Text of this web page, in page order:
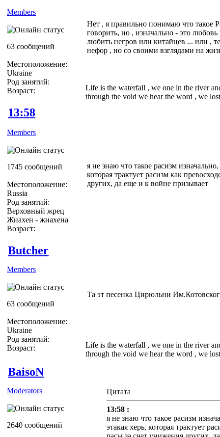
Members
63 сообщений
Местоположение:
Ukraine
Род занятий:
Возраст:
Нет , я правильно понимаю что такое
говорить, но , изначально - это
любить негров или китайцев ... или ,
нефор , но со своими взглядами на
Life is the waterfall , we one in the river
through the void we hear the word , we
13:58
Members
1745 сообщений
Местоположение:
Russia
Род занятий:
Верховный жрец
Жнахен - жнахена
Возраст:
я не знаю что такое расизм
которая трактует расизм как
других, да еще и к войне призывает
Butcher
Members
63 сообщений
Местоположение:
Ukraine
Род занятий:
Возраст:
Та эт песенка Цирюльни
Life is the waterfall , we one in the river
through the void we hear the word , we
BaisoN
Moderators
2640 сообщений
Цитата
13:58 :
я не знаю что такое расизм
этакая херь, которая трактует